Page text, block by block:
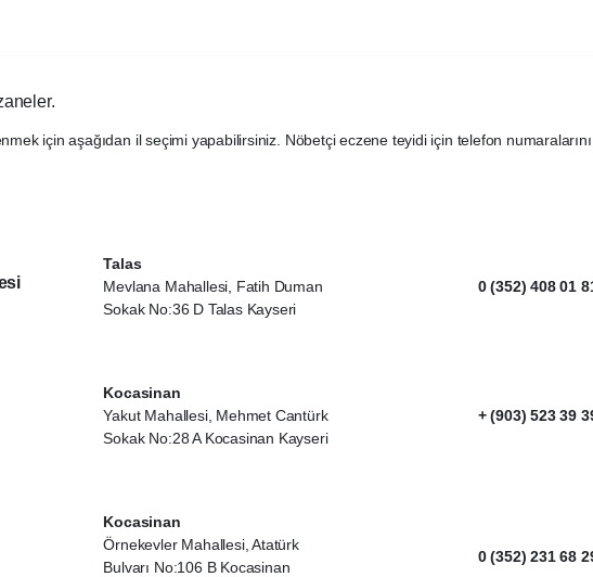
için aşağıdan il seçimi yapabilirsiniz. Nöbetçi eczene teyidi için telefon numaralarını
Talas
Mevlana Mahallesi, Fatih Duman
Sokak No:36 D Talas Kayseri
0 (352) 408 01
Kocasinan
Yakut Mahallesi, Mehmet Cantürk
Sokak No:28 A Kocasinan Kayseri
+ (903) 523 39
Kocasinan
Örnekevler Mahallesi, Atatürk
Bulvarı No:106 B Kocasinan
0 (352) 231 68